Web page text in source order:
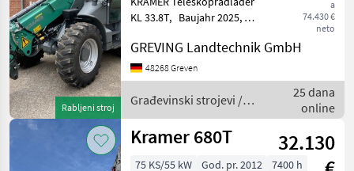
Rabljeni stroj
a
74.430 €
neto
KL 33.8T, Baujahr 2025, mit
Laststabilisator,
Dokumentbox, Heizung mit
Lüftung, Radio mit DAB+
Empfang, luftgefederter Sitz
GREVING Landtechnik GmbH
48268 Greven
Građevinski strojevi /
Kramer
25 dana
online
Kramer 680T
32.130
75 KS/55 kW God. pr. 2012 7400 h